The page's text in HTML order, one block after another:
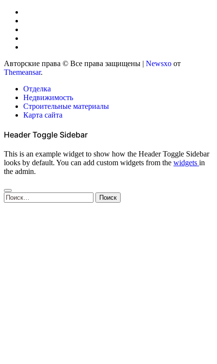
Авторские права © Все права защищены | Newsxo от
Themeansar.
Отделка
Недвижимость
Строительные материалы
Карта сайта
Header Toggle Sidebar
This is an example widget to show how the Header Toggle Sidebar
looks by default. You can add custom widgets from the widgets in
the admin.
Найти: